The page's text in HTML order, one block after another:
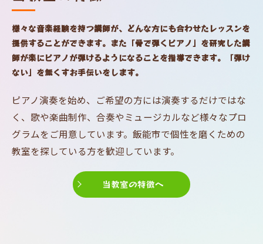
様々な音楽経験を持つ講師が、どんな方にも合わせたレッスンを
提供することができます。また「骨で弾くピアノ」を研究した講
師が楽にピアノが弾けるようになることを指導できます。「弾け
ない」を無くすお手伝いをします。
ピアノ演奏を始め、ご希望の方には演奏するだけではな
く、歌や楽曲制作、合奏やミュージカルなど様々なプロ
グラムをご用意しています。飯能市で個性を磨くための
教室を探している方を歓迎しています。
当教室の特徴へ